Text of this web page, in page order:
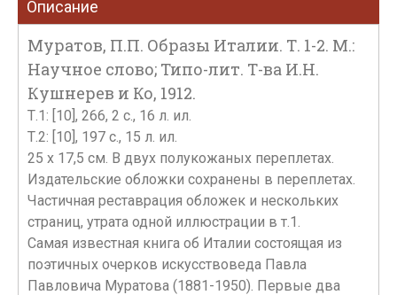
Описание
Муратов, П.П. Образы Италии. Т. 1-2. М.:
Научное слово; Типо-лит. Т-ва И.Н.
Кушнерев и Ко, 1912.
Т.1: [10], 266, 2 с., 16 л. ил.
Т.2: [10], 197 с., 15 л. ил.
25 х 17,5 см. В двух полукожаных переплетах.
Издательские обложки сохранены в переплетах.
Частичная реставрация обложек и нескольких
страниц, утрата одной иллюстрации в т.1.
Самая известная книга об Италии состоящая из
поэтичных очерков искусствоведа Павла
Павловича Муратова (1881-1950). Первые два